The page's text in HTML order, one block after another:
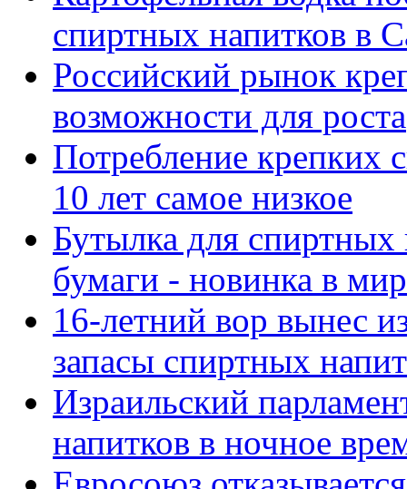
спиртных напитков в
Российский рынок
возможности для роста
Потребление крепких
10 лет самое низкое
Бутылка для спиртных
бумаги - новинка в
16-летний вор вынес
запасы спиртных
Израильский
напитков в ночное